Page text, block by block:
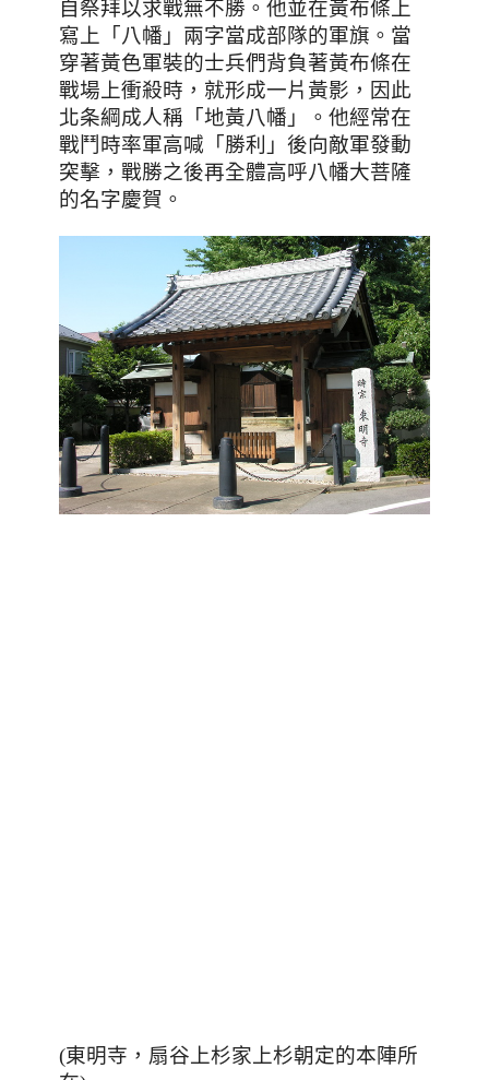
自祭拜以求戰無不勝。他並在黃布條上
寫上 「 八幡 」 兩字當成部隊的軍旗。當
穿著黃色軍裝的士兵們背負著黃布條在
戰場上衝殺時， 就形成一片黃影，因此
北条綱成人稱 「 地黃八幡 」
。他經常在
戰鬥時率軍高喊 「 勝利 」 後向敵軍發動
突擊，戰勝之後再全體高呼八幡大菩隡
的名字慶賀。
(東明寺 ，扇谷上杉家上杉朝定的本陣所